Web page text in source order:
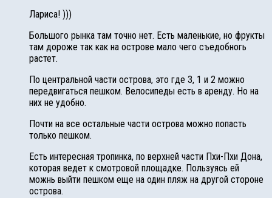
Лариса! )))
Большого рынка там точно нет. Есть маленькие, но фрукты
там дороже так как на острове мало чего съедобногь
растет.
По центральной части острова, это где 3, 1 и 2 можно
передвигаться пешком. Велосипеды есть в аренду. Но на
них не удобно.
Почти на все остальные части острова можно попасть
только пешком.
Есть интересная тропинка, по верхней части Пхи-Пхи Дона,
которая ведет к смотровой площадке. Пользуясь ей
можнь выйти пешком еще на один пляж на другой стороне
острова.